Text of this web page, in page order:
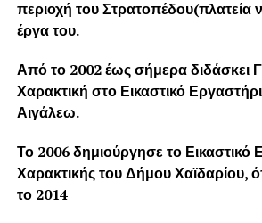
περιοχή του Στρατοπέδου(πλατεία
έργα του.
Από το 2002 έως σήμερα διδάσκει
Χαρακτική στο Εικαστικό
Αιγάλεω.
Το 2006 δημιούργησε το Εικαστικό
Χαρακτικής του Δήμου Χαϊδαρίου,
το 2014